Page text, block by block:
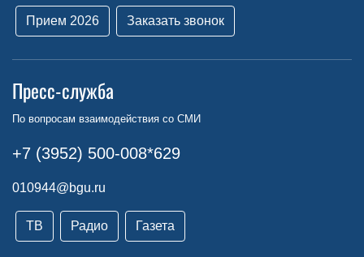
Прием 2026 Заказать звонок
Пресс-служба
По вопросам взаимодействия со СМИ
+7 (3952) 500-008*629
010944@bgu.ru
ТВ Радио Газета